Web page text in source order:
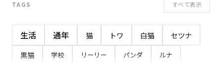
TAGS すべて表示
生活 通年 猫 トワ 白猫
セツナ
黒猫
学校 リーリー パンダ
ルナ